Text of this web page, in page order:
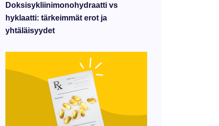
Doksisykliinimonohydraatti vs
hyklaatti: tärkeimmät erot ja
yhtäläisyydet